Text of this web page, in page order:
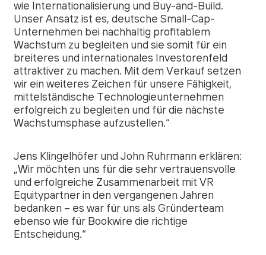
wie Internationalisierung und Buy-and-Build.
Unser Ansatz ist es, deutsche Small-Cap-
Unternehmen bei nachhaltig profitablem
Wachstum zu begleiten und sie somit für ein
breiteres und internationales Investorenfeld
attraktiver zu machen. Mit dem Verkauf setzen
wir ein weiteres Zeichen für unsere Fähigkeit,
mittelständische Technologieunternehmen
erfolgreich zu begleiten und für die nächste
Wachstumsphase aufzustellen.“
Jens Klingelhöfer und John Ruhrmann erklären:
„Wir möchten uns für die sehr vertrauensvolle
und erfolgreiche Zusammenarbeit mit VR
Equitypartner in den vergangenen Jahren
bedanken – es war für uns als Gründerteam
ebenso wie für Bookwire die richtige
Entscheidung.“